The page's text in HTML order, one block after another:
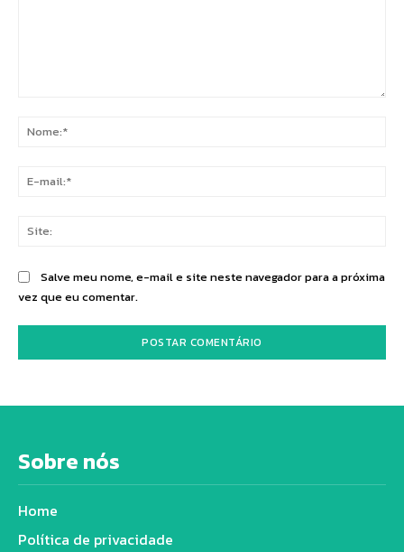
Salve meu nome, e-mail e site neste navegador para a próxima
vez que eu comentar.
Sobre nós
Home
Política de privacidade